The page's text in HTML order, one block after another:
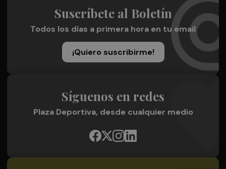
Suscríbete al Boletín
Todos los días a primera hora en tu email
¡Quiero suscribirme!
Síguenos en redes
Plaza Deportiva, desde cualquier medio